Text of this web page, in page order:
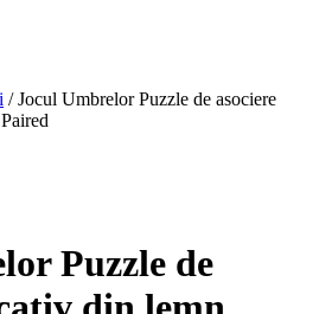
/ Jocul Umbrelor Puzzle de asociere
Puzzle de